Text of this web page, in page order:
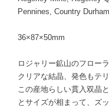
Pennines, Country
36×87×50mm
ロジャリー鉱山のフロー
クリアな結晶、発色もテ
この産地らしい貫入双晶
とサイズが相まって、ズ